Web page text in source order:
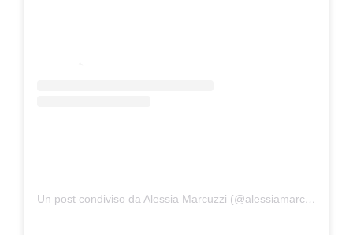
Un post condiviso da Alessia Marcuzzi (@alessiamarcuzzi)